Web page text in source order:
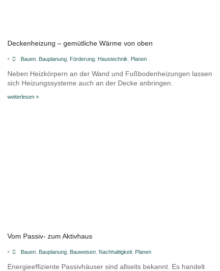
Deckenheizung – gemütliche Wärme von oben
• Bauen, Bauplanung, Förderung, Haustechnik Planen
Neben Heizkörpern an der Wand und Fußbodenheizungen lassen
sich Heizungssysteme auch an der Decke anbringen.
weiterlesen »
Vom Passiv- zum Aktivhaus
• Bauen, Bauplanung, Bauweisen, Nachhaltigkeit, Planen
Energieeffiziente Passivhäuser sind allseits bekannt. Es handelt